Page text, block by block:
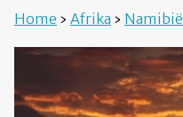
Home › Afrika › Namibië